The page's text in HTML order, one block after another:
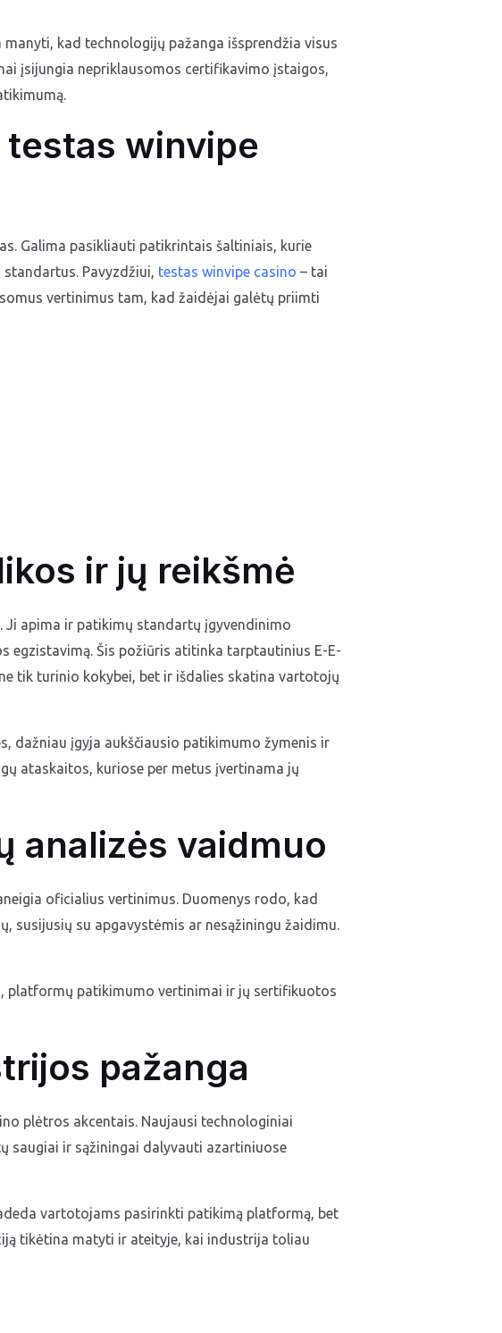
kad technologijų pažanga išsprendžia visus
įsijungia nepriklausomos certifikavimo įstaigos,
testas winvipe
Galima pasikliauti patikrintais šaltiniais, kurie
Pavyzdžiui, testas winvipe casino – tai
vertinimus tam, kad žaidėjai galėtų priimti
ir jų reikšmė
apima ir patikimų standartų įgyvendinimo
Šis požiūris atitinka tarptautinius E-E-
tik turinio kokybei, bet ir išdalies skatina vartotojų
dažniau įgyja aukščiausio patikimumo žymenis ir
ataskaitos, kuriose per metus įvertinama jų
analizės vaidmuo
oficialius vertinimus. Duomenys rodo, kad
susijusių su apgavystėmis ar nesąžiningu žaidimu.
platformų patikimumo vertinimai ir jų sertifikuotos
pažanga
plėtros akcentais. Naujausi technologiniai
saugiai ir sąžiningai dalyvauti azartiniuose
vartotojams pasirinkti patikimą platformą, bet
tikėtina matyti ir ateityje, kai industrija toliau